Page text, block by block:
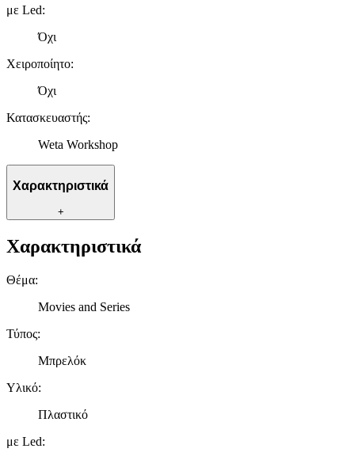
με Led:
Όχι
Χειροποίητο:
Όχι
Κατασκευαστής:
Weta Workshop
Χαρακτηριστικά
+
Χαρακτηριστικά
Θέμα:
Movies and Series
Τύπος:
Μπρελόκ
Υλικό:
Πλαστικό
με Led: